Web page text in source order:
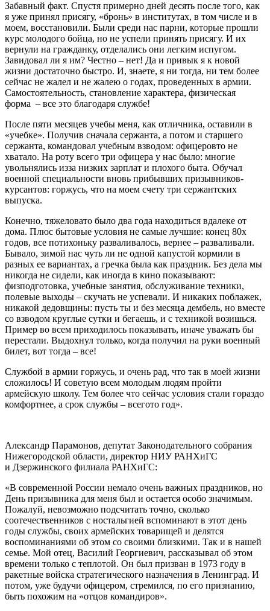
Забавный факт. Спустя примерно дней десять после того, как
я уже принял присягу, «бронь» в институтах, в том числе и в
моем, восстановили. Были среди нас парни, которые прошли
курс молодого бойца, но не успели принять присягу. И их
вернули на гражданку, отделались они легким испугом.
Завидовал ли я им? Честно – нет! Да и привык я к новой
жизни достаточно быстро. И, знаете, я ни тогда, ни тем более
сейчас не жалел и не жалею о годах, проведенных в армии.
Самостоятельность, становление характера, физическая
форма – все это благодаря службе!
После пяти месяцев учебы меня, как отличника, оставили в
«учебке». Получив сначала сержанта, а потом и старшего
сержанта, командовал учебным взводом: офицеров­то не
хватало. На роту всего три офицера у нас было: многие
увольнялись из­за низких зарплат и плохого быта. Обучал
военной специальности вновь прибывших призывников­
курсантов: горжусь, что на моем счету три сержантских
выпуска.
Конечно, тяжеловато было два года находиться вдалеке от
дома. Плюс бытовые условия не самые лучшие: конец 80­х
годов, все потихоньку разваливалось, вернее – разваливали.
Бывало, зимой нас чуть ли не одной капустой кормили в
разных ее вариантах, а гречка была как праздник. Без дела мы
никогда не сидели, как иногда в кино показывают:
физподготовка, учебные занятия, обслуживание техники,
полевые выходы – скучать не успевали. И никаких поблажек,
никакой дедовщины: пусть ты и без месяца дембель, но вместе
со взводом круглые сутки и бегаешь, и с техникой возишься.
Пример во всем приходилось показывать, иначе уважать бы
перестали. Выдохнул только, когда получил на руки военный
билет, вот тогда – все!
Службой в армии горжусь, и очень рад, что так в моей жизни
сложилось! И советую всем молодым людям пройти
армейскую школу. Тем более что сейчас условия стали гораздо
комфортнее, а срок службы – всего­то год».
Александр Парамонов, депутат Законодательного собрания
Нижегородской области, директор НИУ РАНХиГС
и Дзержинского филиала РАНХиГС:
«В современной России немало очень важных праздников, но
День призывника для меня был и остается особо значимым.
Пожалуй, невозможно подсчитать точно, сколько
соотечественников с ностальгией вспоминают в этот день
годы службы, своих армейских товарищей и делятся
воспоминаниями об этом со своими близкими. Так и в нашей
семье. Мой отец, Василий Георгиевич, рассказывал об этом
времени только с теплотой. Он был призван в 1973 году в
ракетные войска стратегического назначения в Ленинград. И
потом, уже будучи офицером, стремился, по его признанию,
быть похожим на «отцов командиров».